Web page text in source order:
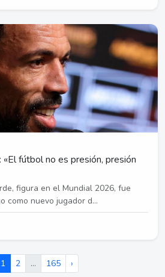
«El fútbol no es presión, presión
figura en el Mundial 2026, fue
como nuevo jugador d...
1 2 … 165 ›